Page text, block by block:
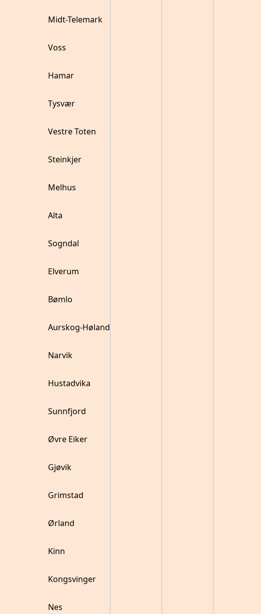
Midt-Telemark
Voss
Hamar
Tysvær
Vestre Toten
Steinkjer
Melhus
Alta
Sogndal
Elverum
Bømlo
Aurskog-Høland
Narvik
Hustadvika
Sunnfjord
Øvre Eiker
Gjøvik
Grimstad
Ørland
Kinn
Kongsvinger
Nes